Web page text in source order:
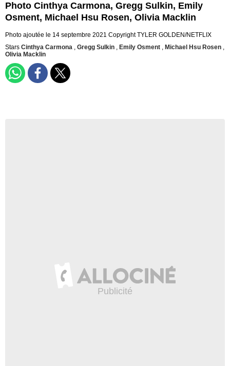
Photo Cinthya Carmona, Gregg Sulkin, Emily
Osment, Michael Hsu Rosen, Olivia Macklin
Photo ajoutée le 14 septembre 2021 Copyright TYLER GOLDEN/NETFLIX
Stars Cinthya Carmona , Gregg Sulkin , Emily Osment , Michael Hsu Rosen ,
Olivia Macklin